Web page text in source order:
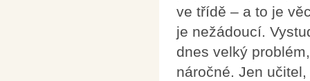
ve třídě – a to je
je nežádoucí.
dnes velký
náročné. Jen